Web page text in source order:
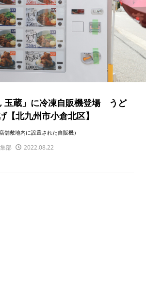
玉蔵」に冷凍自販機登場 うど
【北九州市小倉北区】
舗敷地内に設置された自販機）
部 2022.08.22